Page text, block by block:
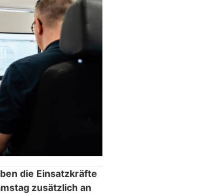
die Einsatzkräfte
zusätzlich an